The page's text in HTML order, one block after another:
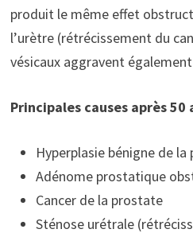
produit le même effet
l’urètre (rétrécissement du
vésicaux aggravent
Principales causes après 50
Hyperplasie bénigne de
Adénome prostatique
Cancer de la prostate
Sténose urétrale